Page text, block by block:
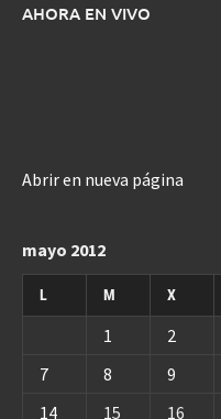
AHORA EN VIVO
Abrir en nueva página
mayo 2012
L M X
1 2
7
8 9
14
15 16